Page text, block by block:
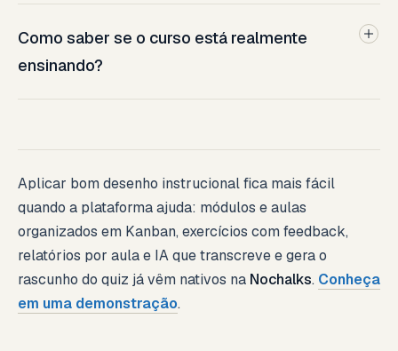
Como saber se o curso está realmente
ensinando?
Aplicar bom desenho instrucional fica mais fácil
quando a plataforma ajuda: módulos e aulas
organizados em Kanban, exercícios com feedback,
relatórios por aula e IA que transcreve e gera o
rascunho do quiz já vêm nativos na Nochalks. Conheça
em uma demonstração.